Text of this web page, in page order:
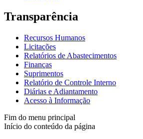
Transparência
Recursos Humanos
Licitações
Relatórios de Abastecimentos
Finanças
Suprimentos
Relatório de Controle Interno
Diárias e Adiantamento
Acesso à Informação
Fim do menu principal
Início do conteúdo da página